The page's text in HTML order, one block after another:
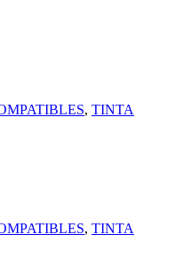
, TINTA
, TINTA